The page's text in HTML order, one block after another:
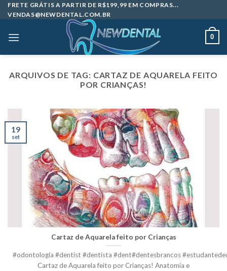
Skip
to
FRETE GRÁTIS A PARTIR DE R$199,99 EM COMPRAS...
VENDAS@NEWDENTAL.COM.BR
0
ARQUIVOS DE TAG: CARTAZ DE AQUARELA FEITO
POR CRIANÇAS!
Cartaz de Aquarela feito por Crianças
#odontologia #dentist #dentista #dent#dentesbrancos
Cartaz de Aquarela feito por Crianças! Anatomia e
19
set